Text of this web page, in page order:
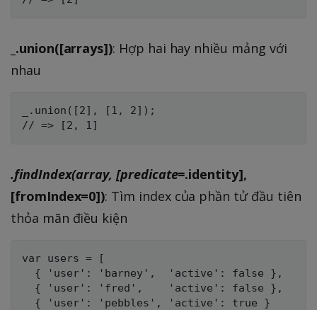
_.union([arrays]): Hợp hai hay nhiều mảng với
nhau
_.union([2], [1, 2]);
.findIndex(array, [predicate=.identity],
[fromIndex=0]): Tìm index của phần tử đầu tiên
thỏa mãn điều kiện
var users = [
  { 'user': 'barney',  'active': false },
  { 'user': 'fred',    'active': false },
  { 'user': 'pebbles', 'active': true }